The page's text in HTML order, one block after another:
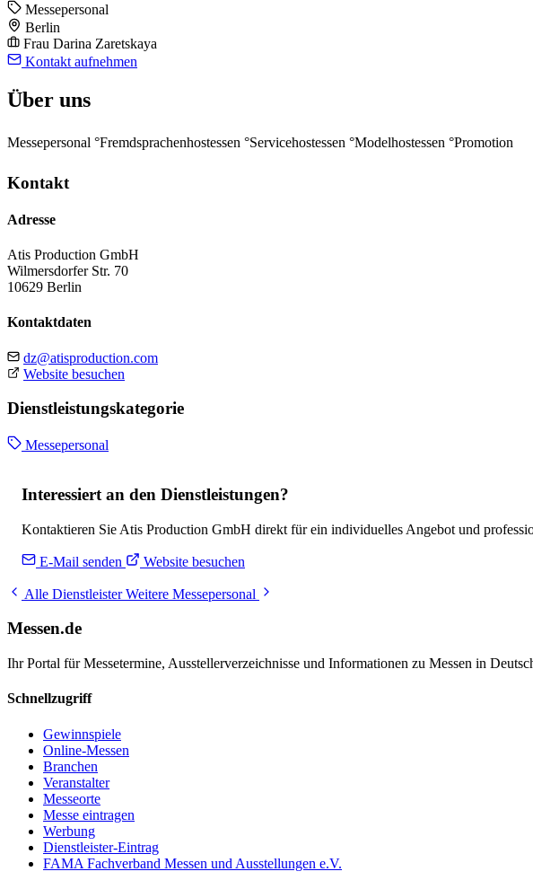
Messepersonal
Berlin
Frau Darina Zaretskaya
Kontakt aufnehmen
Über uns
Messepersonal °Fremdsprachenhostessen °Servicehostessen °Modelhostessen °Promotion
Kontakt
Adresse
Atis Production GmbH
Wilmersdorfer Str. 70
10629 Berlin
Kontaktdaten
dz@atisproduction.com
Website besuchen
Dienstleistungskategorie
Messepersonal
Interessiert an den Dienstleistungen?
Kontaktieren Sie Atis Production GmbH direkt für ein individuelles Angebot und
E-Mail senden Website besuchen
Alle DienstleisterWeitere Messepersonal
Messen.de
Ihr Portal für Messetermine, Ausstellerverzeichnisse und Informationen zu Messen in
Schnellzugriff
Gewinnspiele
Online-Messen
Branchen
Veranstalter
Messeorte
Messe eintragen
Werbung
Dienstleister-Eintrag
FAMA Fachverband Messen und Ausstellungen e.V.